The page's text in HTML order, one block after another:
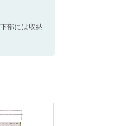
部には収納